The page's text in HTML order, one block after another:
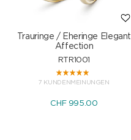
Trauringe / Eheringe Elegant
Affection
RTR1001
7 KUNDENMEINUNGEN
CHF 995.00